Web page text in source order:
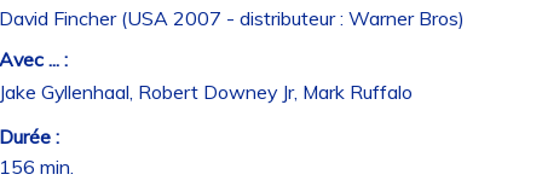
Fincher (USA 2007 - distributeur : Warner Bros)
... :
Gyllenhaal, Robert Downey Jr, Mark Ruffalo
:
min.